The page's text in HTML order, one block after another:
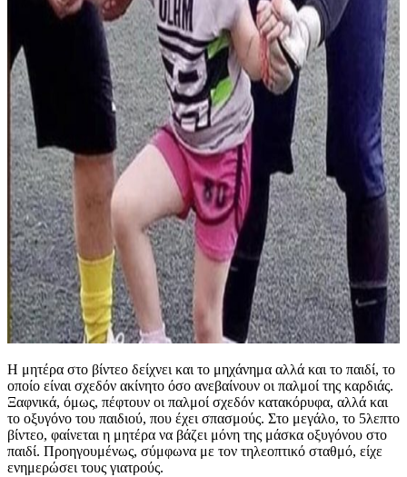
Η μητέρα στο βίντεο δείχνει και το μηχάνημα αλλά και το παιδί, το
οποίο είναι σχεδόν ακίνητο όσο ανεβαίνουν οι παλμοί της καρδιάς.
Ξαφνικά, όμως, πέφτουν οι παλμοί σχεδόν κατακόρυφα, αλλά και
το οξυγόνο του παιδιού, που έχει σπασμούς. Στο μεγάλο, το 5λεπτο
βίντεο, φαίνεται η μητέρα να βάζει μόνη της μάσκα οξυγόνου στο
παιδί. Προηγουμένως, σύμφωνα με τον τηλεοπτικό σταθμό, είχε
ενημερώσει τους γιατρούς.